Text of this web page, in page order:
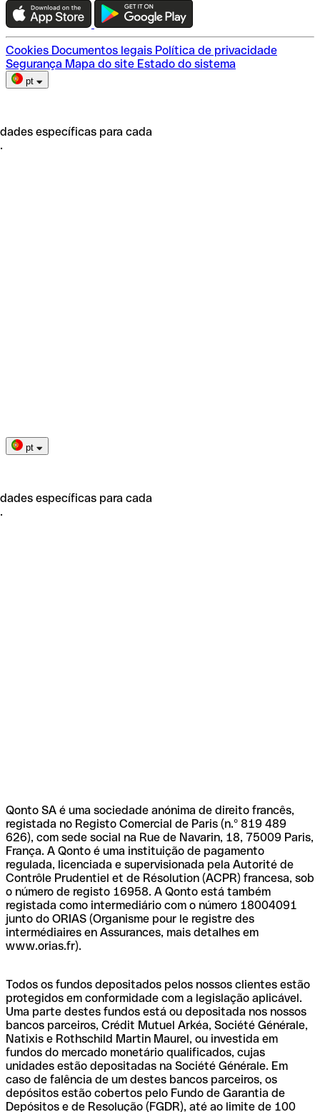
Escolha do plano
Cookies Documentos legais Política de privacidade
Segurança Mapa do site Estado do sistema
pt
específicas para cada
pt
específicas para cada
Qonto SA é uma sociedade anónima de direito francês,
registada no Registo Comercial de Paris (n.º 819 489
626), com sede social na Rue de Navarin, 18, 75009 Paris,
França. A Qonto é uma instituição de pagamento
regulada, licenciada e supervisionada pela Autorité de
Contrôle Prudentiel et de Résolution (ACPR) francesa, sob
o número de registo 16958. A Qonto está também
registada como intermediário com o número 18004091
junto do ORIAS (Organisme pour le registre des
intermédiaires en Assurances, mais detalhes em
www.orias.fr).
Todos os fundos depositados pelos nossos clientes estão
protegidos em conformidade com a legislação aplicável.
Uma parte destes fundos está ou depositada nos nossos
bancos parceiros, Crédit Mutuel Arkéa, Société Générale,
Natixis e Rothschild Martin Maurel, ou investida em
fundos do mercado monetário qualificados, cujas
unidades estão depositadas na Société Générale. Em
caso de falência de um destes bancos parceiros, os
depósitos estão cobertos pelo Fundo de Garantia de
Depósitos e de Resolução (FGDR), até ao limite de 100